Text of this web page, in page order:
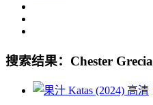
搜索结果： Chester Grecia
高清